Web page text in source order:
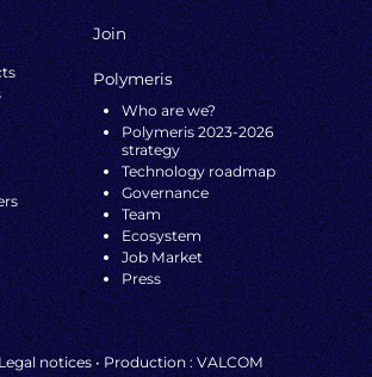
Join
Polymeris
Who are we?
Polymeris 2023-2026
strategy
Technology roadmap
Governance
Team
Ecosystem
Job Market
Press
notices• Production :VALCOM